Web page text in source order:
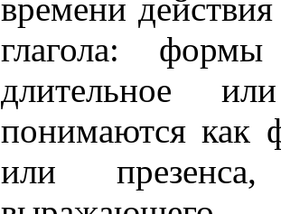
времени
глагола:
длительное
понимаются как
или